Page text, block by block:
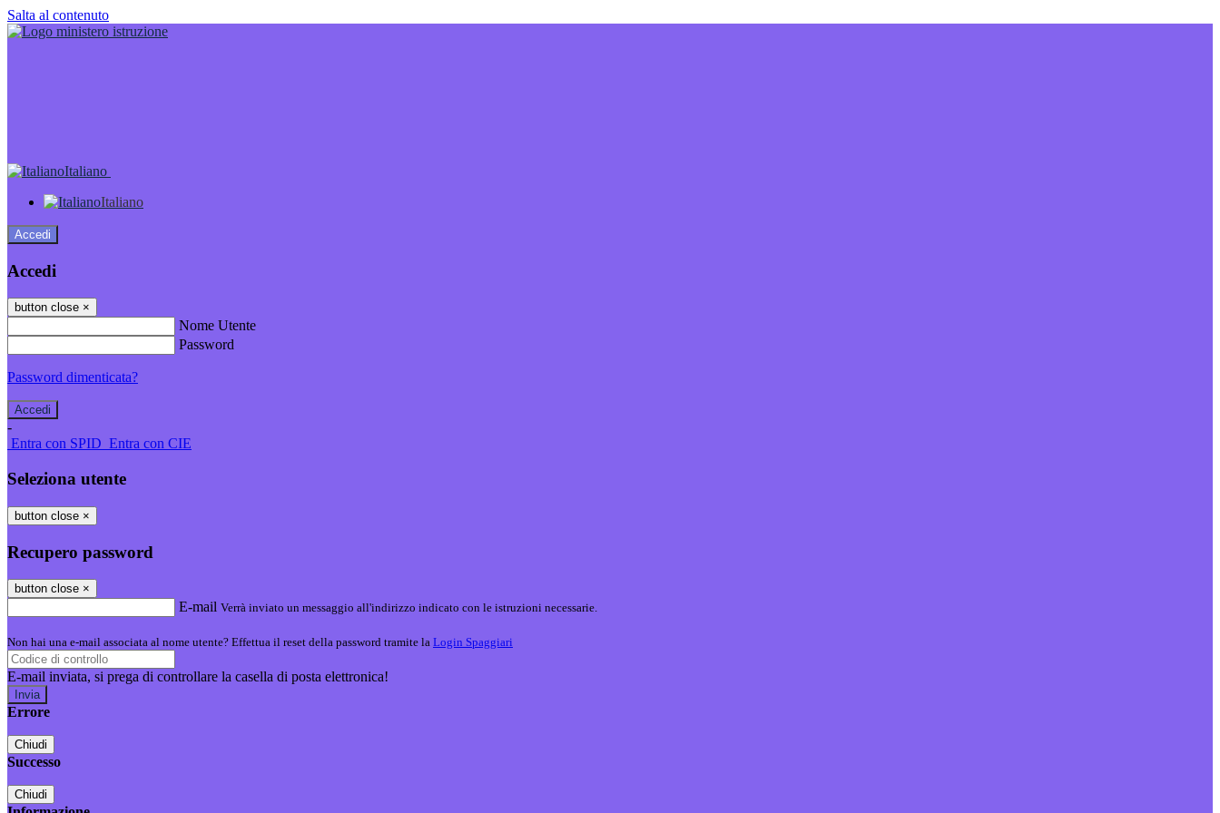
Salta al contenuto
Italiano
Italiano
Accedi
Accedi
button close ×
Nome Utente
Password
Password dimenticata?
-
Entra con SPID Entra con CIE
Seleziona utente
button close ×
Recupero password
button close ×
E-mail Verrà inviato un messaggio all'indirizzo indicato con le istruzioni necessarie.
Non hai una e-mail associata al nome utente? Effettua il reset della password tramite la Login Spaggiari
E-mail inviata, si prega di controllare la casella di posta elettronica!
Errore
Chiudi
Successo
Chiudi